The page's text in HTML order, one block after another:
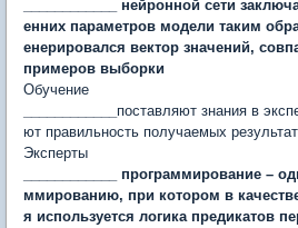
____________ нейронной сети
енних параметров модели таким
енерировался век­тор значений,
примеров выборки
Обучение
поставляют знания в
ют правиль­ность получаемых
Эксперты
____________ программирование –
ммированию, при котором в
я используется логика предикатов